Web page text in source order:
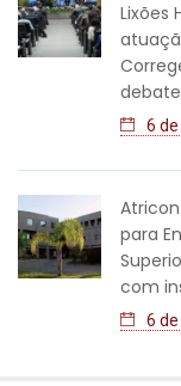
Lixões
6
para
com
6